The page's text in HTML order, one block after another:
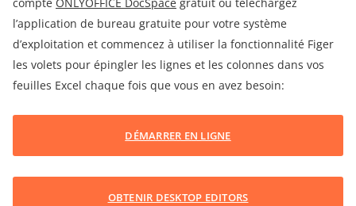
l’application de bureau gratuite pour votre système
d’exploitation et commencez à utiliser la fonctionnalité Figer
les volets pour épingler les lignes et les colonnes dans vos
feuilles Excel chaque fois que vous en avez besoin:
DÉMARRER EN LIGNE
OBTENIR DESKTOP EDITORS